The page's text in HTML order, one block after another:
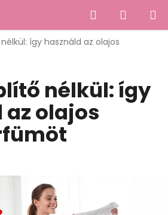
KeresésKOSÁR
így használd az olajos
nélkül: így
olajos